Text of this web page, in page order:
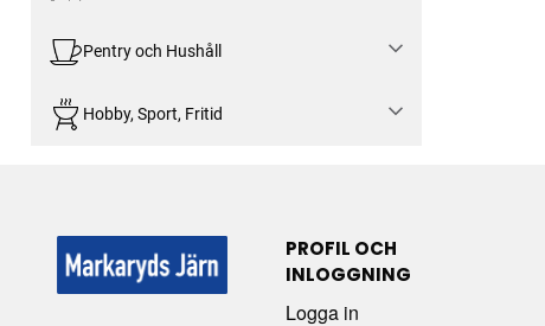
Pentry och Hushåll
Hobby, Sport, Fritid
PROFIL OCH
INLOGGNING
Logga in